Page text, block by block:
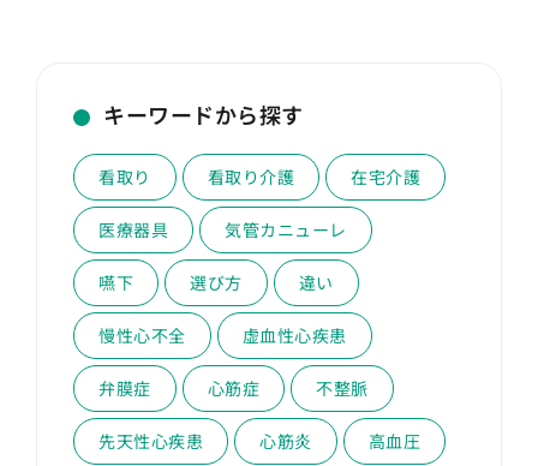
キーワードから探す
看取り 看取り介護 在宅介護
医療器具 気管カニューレ
嚥下 選び方 違い
慢性心不全 虚血性心疾患
弁膜症 心筋症 不整脈
先天性心疾患 心筋炎 高血圧